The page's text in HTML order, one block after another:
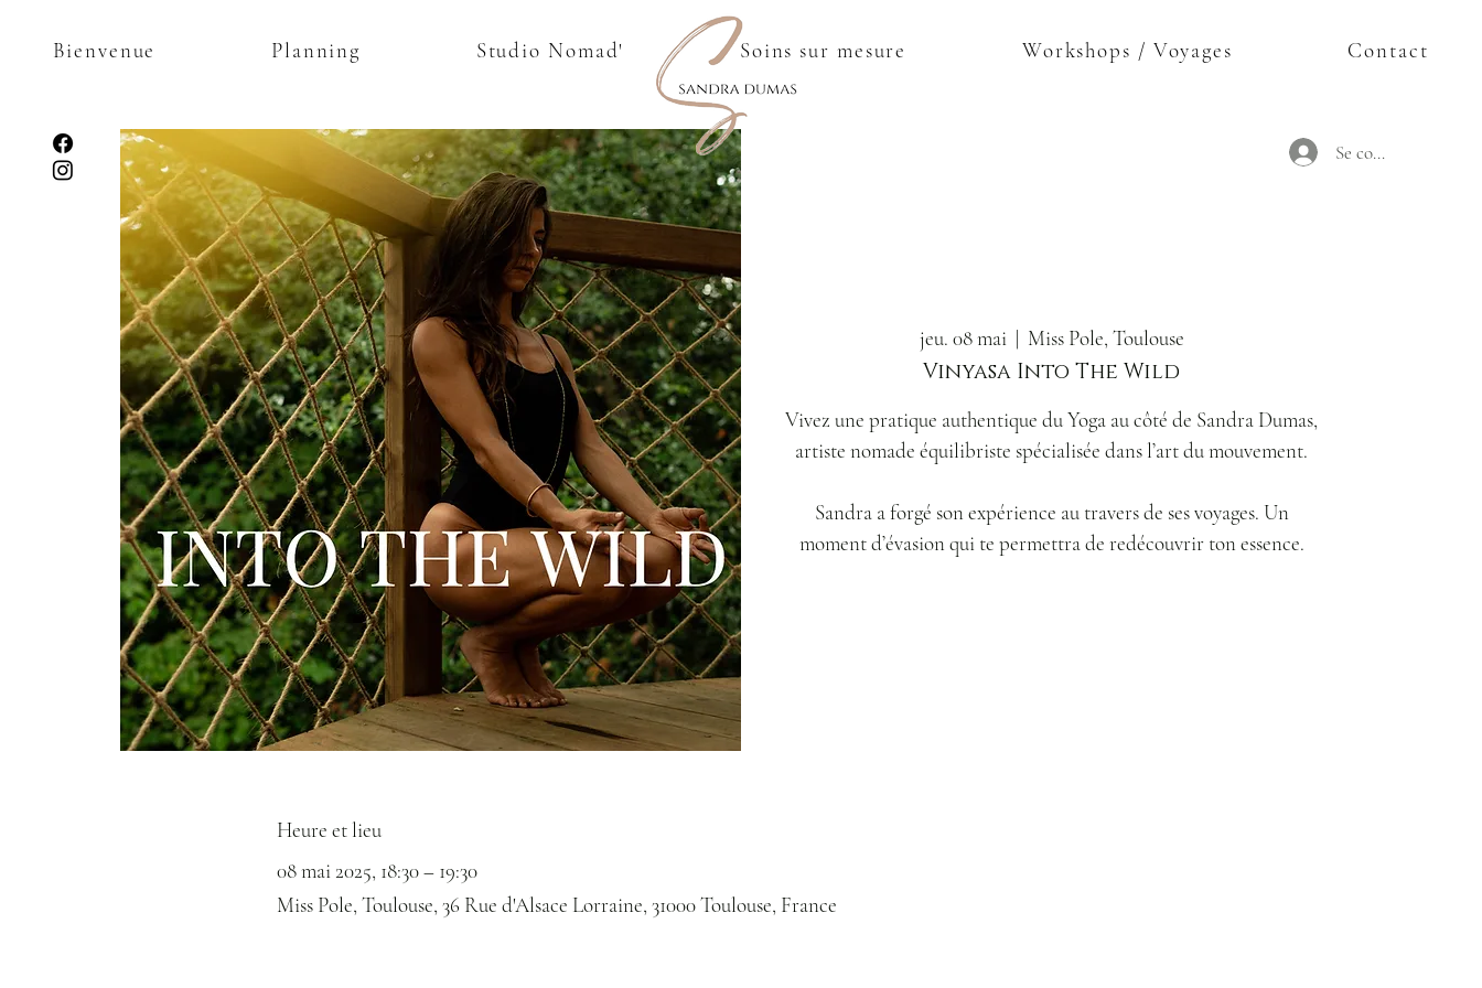
Se connecter
Bienvenue Planning Studio Nomad' Soins sur mesure Workshops / Voyages Contact
jeu. 08 mai
  |
Miss Pole, Toulouse
Vinyasa Into The Wild
Vivez une pratique authentique du Yoga au côté de Sandra Dumas,
artiste nomade équilibriste spécialisée dans l’art du mouvement.
Sandra a forgé son expérience au travers de ses voyages. Un
moment d’évasion qui te permettra de redécouvrir ton essence.
Heure et lieu
08 mai 2025, 18:30 – 19:30
Miss Pole, Toulouse, 36 Rue d'Alsace Lorraine, 31000 Toulouse, France